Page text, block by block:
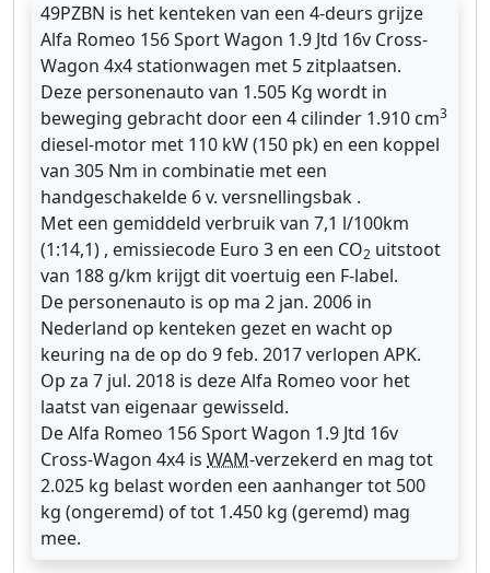
49PZBN is het kenteken van een 4-deurs grijze
Alfa Romeo 156 Sport Wagon 1.9 Jtd 16v Cross-
Wagon 4x4 stationwagen met 5 zitplaatsen.
Deze personenauto van 1.505 Kg wordt in
beweging gebracht door een 4 cilinder 1.910 cm3
diesel-motor met 110 kW (150 pk) en een koppel
van 305 Nm in combinatie met een
handgeschakelde 6 v. versnellingsbak .
Met een gemiddeld verbruik van 7,1 l/100km
(1:14,1) , emissiecode Euro 3 en een CO2 uitstoot
van 188 g/km krijgt dit voertuig een F-label.
De personenauto is op ma 2 jan. 2006 in
Nederland op kenteken gezet en wacht op
keuring na de op do 9 feb. 2017 verlopen APK.
Op za 7 jul. 2018 is deze Alfa Romeo voor het
laatst van eigenaar gewisseld.
De Alfa Romeo 156 Sport Wagon 1.9 Jtd 16v
Cross-Wagon 4x4 is WAM-verzekerd en mag tot
2.025 kg belast worden een aanhanger tot 500
kg (ongeremd) of tot 1.450 kg (geremd) mag
mee.